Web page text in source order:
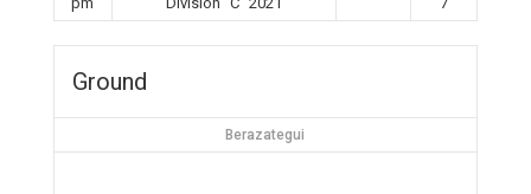
Ground
Berazategui